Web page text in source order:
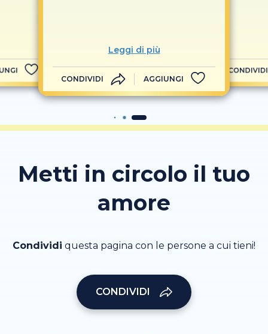
Leggi di più
CONDIVIDI AGGIUNGI
CONDIVIDI
Metti in circolo il tuo
amore
Condividi questa pagina con le persone a cui tieni!
CONDIVIDI